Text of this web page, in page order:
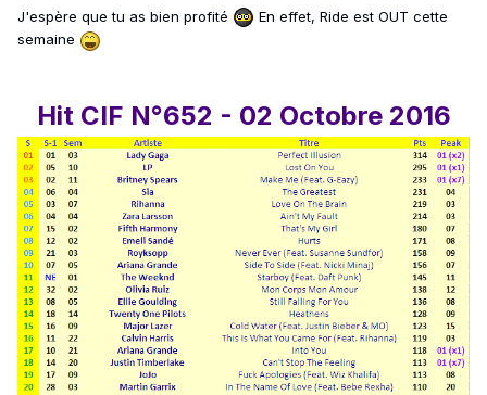
J'espère que tu as bien profité
En effet, Ride est OUT cette
semaine
Hit CIF N°652 - 02 Octobre 2016